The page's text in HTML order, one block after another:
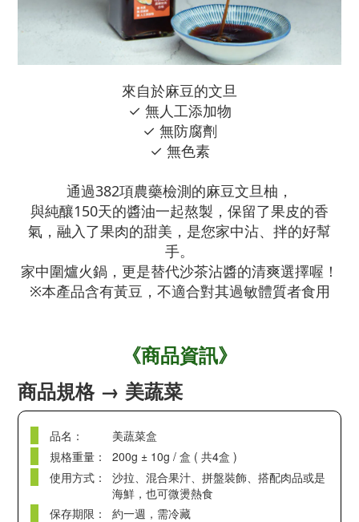
來自於麻豆的文旦
✓ 無人工添加物
✓ 無防腐劑
✓ 無色素
通過382項農藥檢測的麻豆文旦柚，
與純釀150天的醬油一起熬製，保留了果皮的香
氣，融入了果肉的甜美，是您家中沾、拌的好幫
手。
家中圍爐火鍋，更是替代沙茶沾醬的清爽選擇喔！
※本產品含有黃豆，不適合對其過敏體質者食用
《商品資訊》
商品規格 → 美蔬菜
品名：
美蔬菜盒
規格重量：
200g ± 10g / 盒 ( 共4盒 )
使用方式：
沙拉、混合果汁、拼盤裝飾、搭配肉品或是
海鮮，也可微燙熱食
保存期限：
約一週，需冷藏